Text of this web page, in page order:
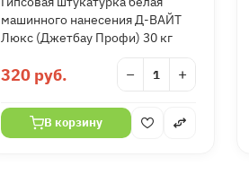
машинного нанесения Д-ВАЙТ
Люкс (Джетбау Профи) 30 кг
320 руб. − +
В корзину